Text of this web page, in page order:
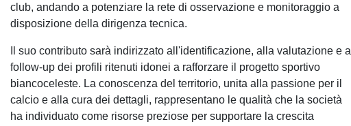
club, andando a potenziare la rete di osservazione e monitoraggio a
disposizione della dirigenza tecnica.
Il suo contributo sarà indirizzato all'identificazione, alla valutazione e al
follow-up dei profili ritenuti idonei a rafforzare il progetto sportivo
biancoceleste. La conoscenza del territorio, unita alla passione per il
calcio e alla cura dei dettagli, rappresentano le qualità che la società
ha individuato come risorse preziose per supportare la crescita